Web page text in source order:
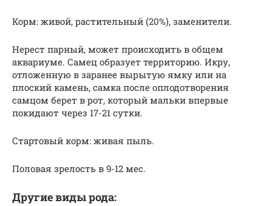
Корм: живой, растительный (20%), заменители.
Нерест парный, может происходить в общем
аквариуме. Самец образует территорию. Икру,
отложенную в заранее вырытую ямку или на
плоский камень, самка после оплодотворения
самцом берет в рот, который мальки впервые
покидают через 17-21 сутки.
Стартовый корм: живая пыль.
Половая зрелость в 9-12 мес.
Другие виды рода: